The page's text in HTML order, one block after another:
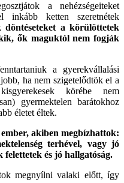
a nehézségeiteket
ketten szeretnétek
döntéseteket a körülöttetek
ők maguktól nem fogják
a gyerekvállalási
ha nem szigetelődtök el a
körébe nem
gyermektelen barátokhoz
életet éltek.
akiben megbízhattok:
terhével, vagy jó
és jó hallgatóság.
megnyílni valaki előtt, így